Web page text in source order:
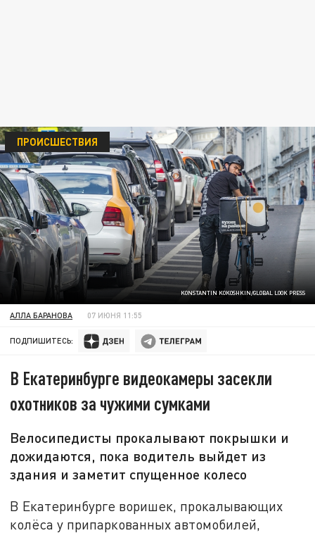
KONSTANTIN KOKOSHKIN/GLOBAL LOOK PRESS
ПРОИСШЕСТВИЯ
АЛЛА БАРАНОВА 07 ИЮНЯ 11:55
ПОДПИШИТЕСЬ:
В Екатеринбурге видеокамеры засекли
охотников за чужими сумками
Велосипедисты прокалывают покрышки и
дожидаются, пока водитель выйдет из
здания и заметит спущенное колесо
В Екатеринбурге воришек, прокалывающих
колёса у припаркованных автомобилей,